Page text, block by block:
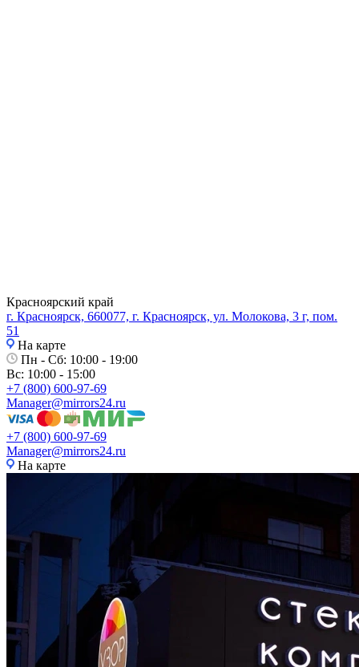
Красноярский край
г. Красноярск, 660077, г. Красноярск, ул. Молокова, 3 г, пом.
51
На карте
Пн - Сб: 10:00 - 19:00
Вс: 10:00 - 15:00
+7 (800) 600-97-69
Manager@mirrors24.ru
+7 (800) 600-97-69
Manager@mirrors24.ru
На карте